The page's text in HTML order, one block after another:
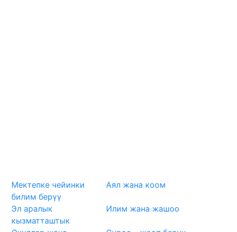
Мектепке чейинки
билим берүү
Аял жана коом
Эл аралык
кызматташтык
Илим жана жашоо